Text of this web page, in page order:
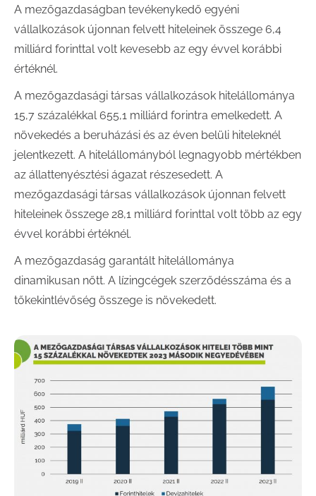
A mezőgazdaságban tevékenykedő egyéni
vállalkozások újonnan felvett hiteleinek összege 6,4
milliárd forinttal volt kevesebb az egy évvel korábbi
értéknél.
A mezőgazdasági társas vállalkozások hitelállománya
15,7 százalékkal 655,1 milliárd forintra emelkedett. A
növekedés a beruházási és az éven belüli hiteleknél
jelentkezett. A hitelállományból legnagyobb mértékben
az állattenyésztési ágazat részesedett. A
mezőgazdasági társas vállalkozások újonnan felvett
hiteleinek összege 28,1 milliárd forinttal volt több az egy
évvel korábbi értéknél.
A mezőgazdaság garantált hitelállománya
dinamikusan nőtt. A lízingcégek szerződésszáma és a
tőkekintlévőség összege is növekedett.